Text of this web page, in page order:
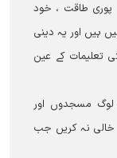
پوری طاقت ، خود
ہیں اور یہ دینی
تعلیمات کے عین
مسجدوں اور
نہ کریں جب